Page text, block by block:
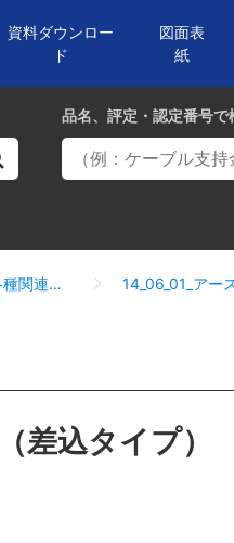
資料ダウンロー
ド
図面表
紙
品名、評定・認定番号で
14_06_各種関連部材
差込タイプ）